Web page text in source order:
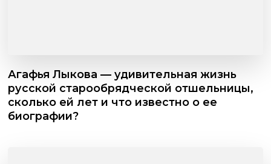
Агафья Лыкова — удивительная жизнь
русской старообрядческой отшельницы,
сколько ей лет и что известно о ее
биографии?